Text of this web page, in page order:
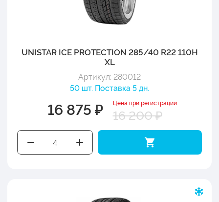
UNISTAR ICE PROTECTION 285/40 R22 110H
XL
Артикул: 280012
50 шт. Поставка 5 дн.
16 875 ₽ Цена при регистрации
16 200 ₽